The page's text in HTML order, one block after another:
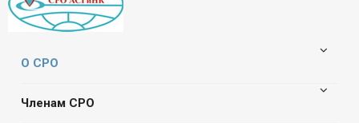
О СРО
Членам СРО